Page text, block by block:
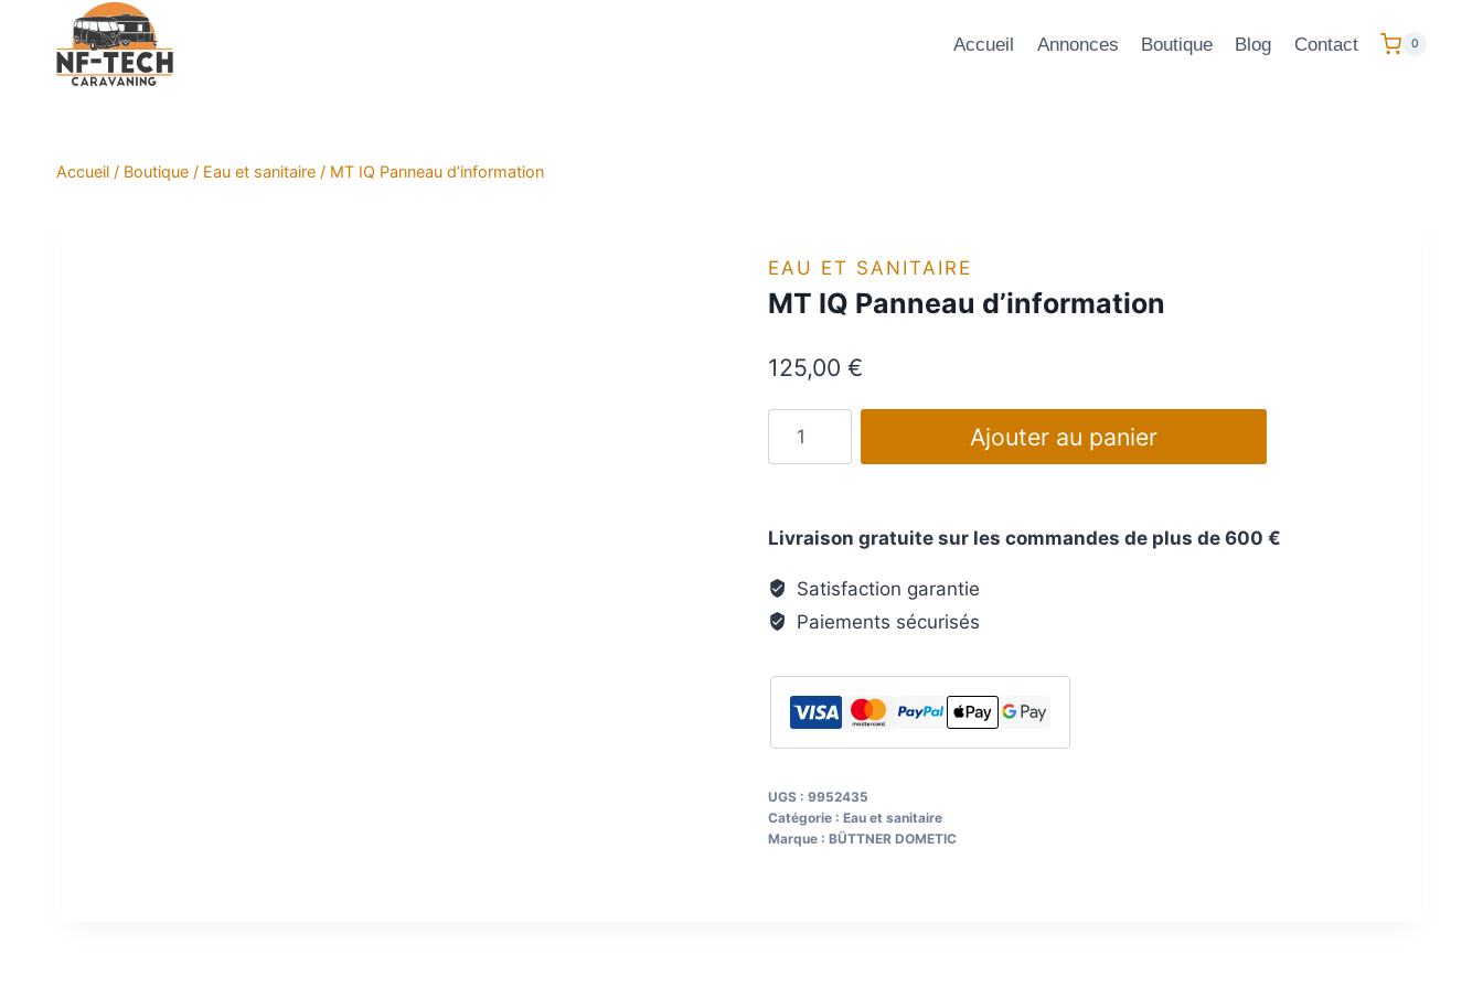
contenu
Accueil Annonces Boutique Blog Contact 0
Accueil / Boutique / Eau et sanitaire / MT IQ Panneau d’information
EAU ET SANITAIRE
MT IQ Panneau d’information
125,00 €
Panneau
Ajouter au panier
Livraison gratuite sur les commandes de plus de 600 €
Satisfaction garantie
Paiements sécurisés
UGS : 9952435
Catégorie : Eau et sanitaire
Marque : BÜTTNER DOMETIC